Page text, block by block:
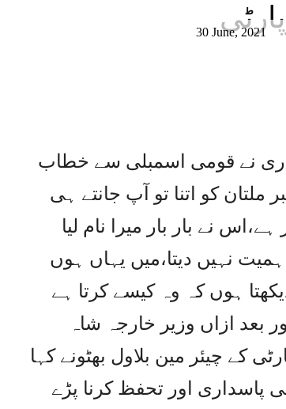
30 June, 2021
زرداری نے قومی اسمبلی سے خطاب
ملتان کو اتنا تو آپ جانتے ہی
نے بار بار میرا نام لیا
نہیں دیتا،میں یہاں ہوں
ہوں کہ وہ کیسے کرتا ہے
بعد ازاں وزیر خارجہ شاہ
کے چیئر مین بلاول بھٹونے کہا
اور تحفظ کرنا پڑے